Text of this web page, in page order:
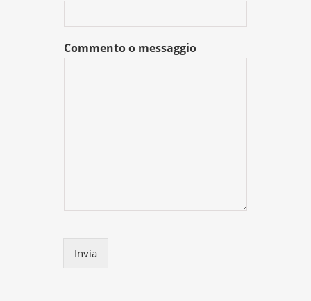
Commento o messaggio
Invia